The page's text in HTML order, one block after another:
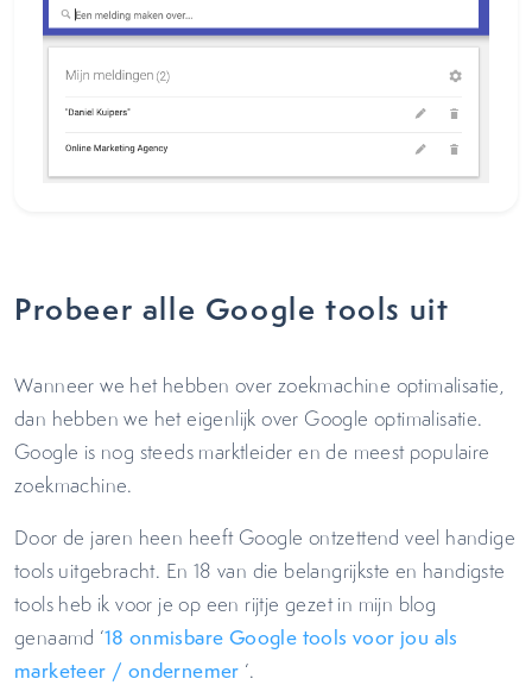
Probeer alle Google tools uit
Wanneer we het hebben over zoekmachine optimalisatie,
dan hebben we het eigenlijk over Google optimalisatie.
Google is nog steeds marktleider en de meest populaire
zoekmachine.
Door de jaren heen heeft Google ontzettend veel handige
tools uitgebracht. En 18 van die belangrijkste en handigste
tools heb ik voor je op een rijtje gezet in mijn blog
genaamd ‘18 onmisbare Google tools voor jou als
marketeer / ondernemer ‘.